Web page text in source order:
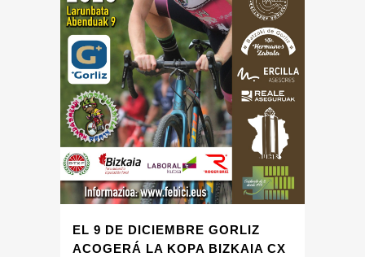
EL 9 DE DICIEMBRE GORLIZ
ACOGERÁ LA KOPA BIZKAIA CX